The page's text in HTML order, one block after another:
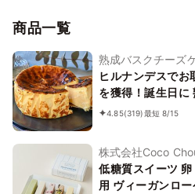
商品一覧
熟成バスクチーズ
ヒルナンデスでお
を獲得！誕生日に
倍！グルテンフ
4.85(319)最短 8/15
株式会社Coco
低糖質スイーツ
用 ヴィーガンロ